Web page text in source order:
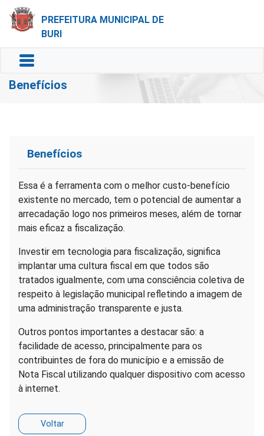
PREFEITURA MUNICIPAL DE
BURI
Benefícios
Benefícios
Essa é a ferramenta com o melhor custo-benefício
existente no mercado, tem o potencial de aumentar a
arrecadação logo nos primeiros meses, além de tornar
mais eficaz a fiscalização.
Investir em tecnologia para fiscalização, significa
implantar uma cultura fiscal em que todos são
tratados igualmente, com uma consciência coletiva de
respeito à legislação municipal refletindo a imagem de
uma administração transparente e justa.
Outros pontos importantes a destacar são: a
facilidade de acesso, principalmente para os
contribuintes de fora do município e a emissão de
Nota Fiscal utilizando qualquer dispositivo com acesso
à internet.